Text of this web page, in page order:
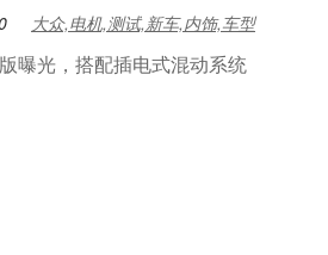
大众,电机,测试,新车,内饰,车型